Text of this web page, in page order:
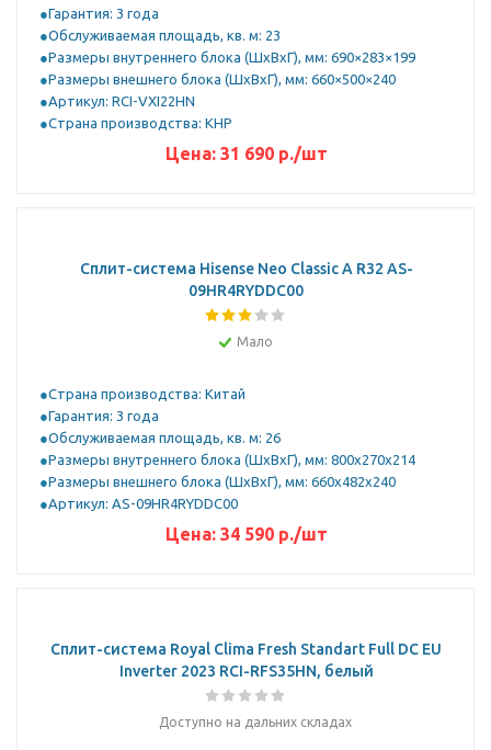
Гарантия: 3 года
Обслуживаемая площадь, кв. м: 23
Размеры внутреннего блока (ШхВхГ), мм: 690×283×199
Размеры внешнего блока (ШхВхГ), мм: 660×500×240
Артикул: RCI-VXI22HN
Страна производства: КНР
Цена: 31 690р./шт
Сплит-система Hisense Neo Classic A R32 AS-
09HR4RYDDC00
Мало
Страна производства: Китай
Гарантия: 3 года
Обслуживаемая площадь, кв. м: 26
Размеры внутреннего блока (ШхВхГ), мм: 800x270x214
Размеры внешнего блока (ШхВхГ), мм: 660x482x240
Артикул: AS-09HR4RYDDC00
Цена: 34 590р./шт
Сплит-система Royal Clima Fresh Standart Full DC EU
Inverter 2023 RCI-RFS35HN, белый
Доступно на дальних складах